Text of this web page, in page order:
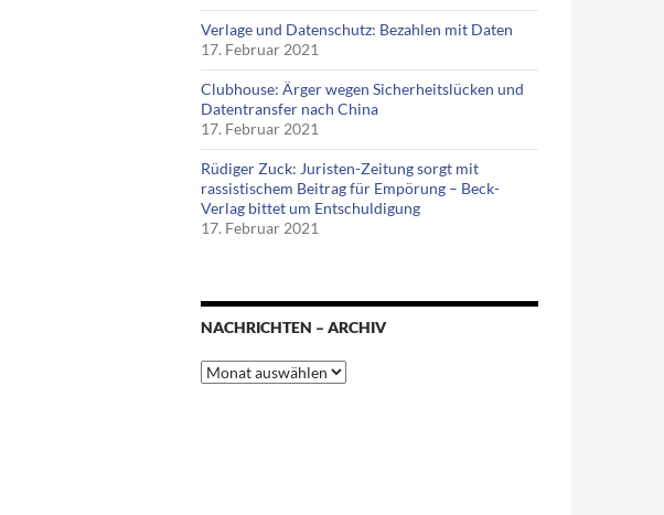
Verlage und Datenschutz: Bezahlen mit Daten
17. Februar 2021
Clubhouse: Ärger wegen Sicherheitslücken und
Datentransfer nach China
17. Februar 2021
Rüdiger Zuck: Juristen-Zeitung sorgt mit
rassistischem Beitrag für Empörung – Beck-
Verlag bittet um Entschuldigung
17. Februar 2021
NACHRICHTEN – ARCHIV
Nachrichten
–